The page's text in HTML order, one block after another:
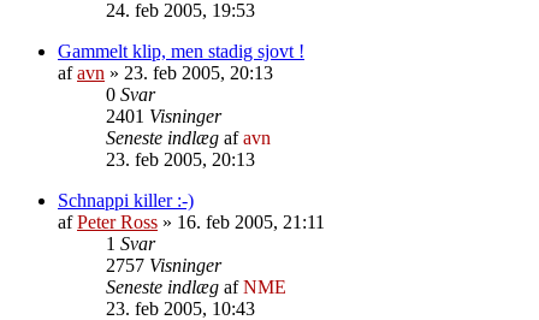
24. feb 2005, 19:53
Gammelt klip, men stadig sjovt !
afavn » 23. feb 2005, 20:13
0 Svar
2401 Visninger
Seneste indlæg afavn
23. feb 2005, 20:13
Schnappi killer :-)
afPeter Ross » 16. feb 2005, 21:11
1 Svar
2757 Visninger
Seneste indlæg afNME
23. feb 2005, 10:43